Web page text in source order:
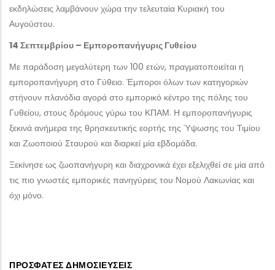
εκδηλώσεις λαμβάνουν χώρα την τελευταία Κυριακή του
Αυγούστου.
14 Σεπτεμβρίου – Εμποροπανήγυρις Γυθείου
Με παράδοση μεγαλύτερη των 100 ετών, πραγματοποιείται η
εμποροπανήγυρη στο Γύθειο. Έμποροι όλων των κατηγοριών
στήνουν πλανόδια αγορά στο εμπορικό κέντρο της πόλης του
Γυθείου, στους δρόμους γύρω του ΚΠΑΜ. Η εμποροπανήγυρις
ξεκινά ανήμερα της θρησκευτικής εορτής της Ύψωσης του Τιμίου
και Ζωοποιού Σταυρού και διαρκεί μία εβδομάδα.
Ξεκίνησε ως ζωοπανήγυρη και διαχρονικά έχει εξελιχθεί σε μία από
τις πιο γνωστές εμπορικές πανηγύρεις του Νομού Λακωνίας και
όχι μόνο.
ΠΡΌΣΦΑΤΕΣ ΔΗΜΟΣΙΕΎΣΕΙΣ